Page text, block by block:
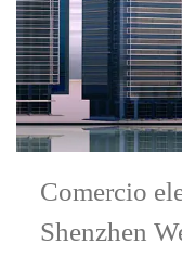
Comercio
Shenzhen